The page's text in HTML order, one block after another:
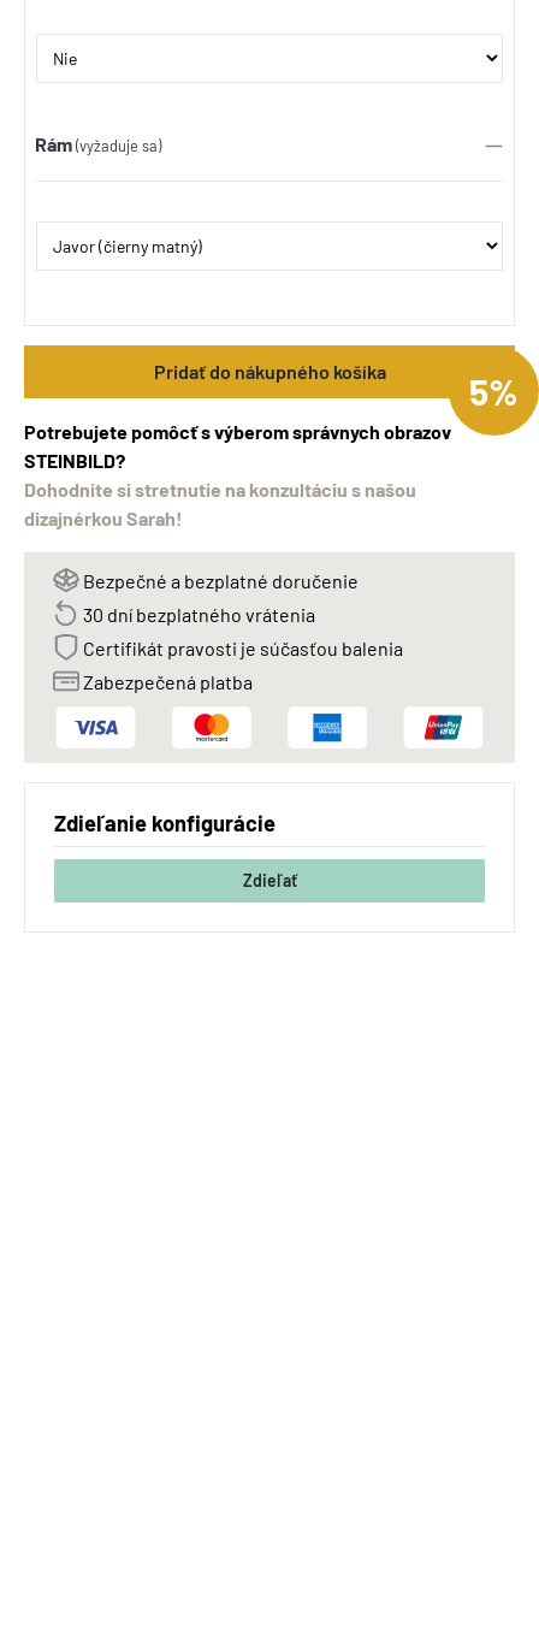
Rám(vyžaduje sa)
Pridať do nákupného košíka
Potrebujete pomôcť s výberom správnych obrazov
STEINBILD?
Dohodnite si stretnutie na konzultáciu s našou
dizajnérkou Sarah!
Bezpečné a bezplatné doručenie
30 dní bezplatného vrátenia
Certifikát pravosti je súčasťou balenia
Zabezpečená platba
Zdieľanie konfigurácie
Zdieľať
5%